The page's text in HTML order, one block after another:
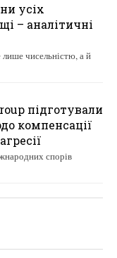
усіх
– аналітичні
лише чисельністю, а й
підготували
компенсації
спорів